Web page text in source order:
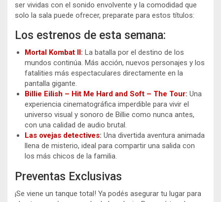
ser vividas con el sonido envolvente y la comodidad que
solo la sala puede ofrecer, preparate para estos títulos:
Los estrenos de esta semana:
Mortal Kombat II : La batalla por el destino de los
mundos continúa. Más acción, nuevos personajes y los
fatalities más espectaculares directamente en la
pantalla gigante.
Billie Eilish – Hit Me Hard and Soft – The Tour: Una
experiencia cinematográfica imperdible para vivir el
universo visual y sonoro de Billie como nunca antes,
con una calidad de audio brutal.
Las ovejas detectives: Una divertida aventura animada
llena de misterio, ideal para compartir una salida con
los más chicos de la familia.
Preventas Exclusivas
¡Se viene un tanque total! Ya podés asegurar tu lugar para